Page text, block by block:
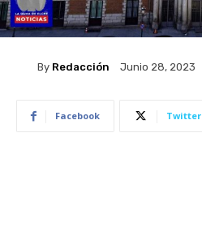
By Redacción Junio 28, 2023
Facebook Twitter